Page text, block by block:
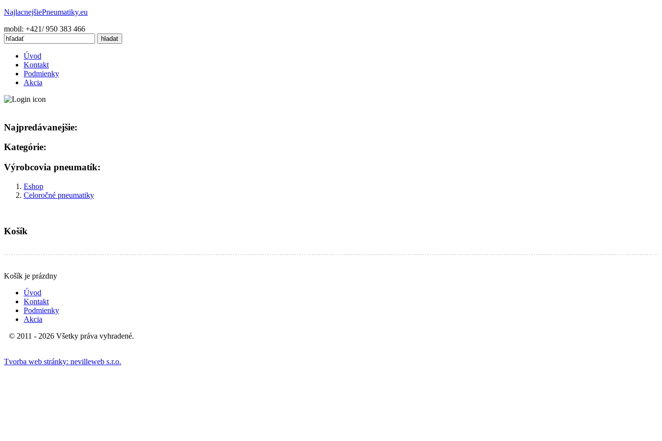
NajlacnejšiePneumatiky.eu
mobil: +421/ 950 383 466
Úvod
Kontakt
Podmienky
Akcia
Najpredávanejšie:
Kategórie:
Výrobcovia pneumatík:
Eshop
Celoročné pneumatiky
Košík
Košík je prázdny
Úvod
Kontakt
Podmienky
Akcia
© 2011 - 2026 Všetky práva vyhradené.
Tvorba web stránky: nevilleweb s.r.o.